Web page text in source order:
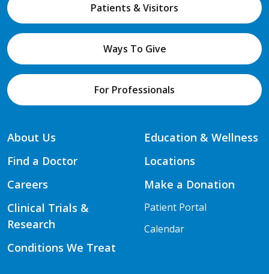
Patients & Visitors
Ways To Give
For Professionals
About Us
Find a Doctor
Careers
Clinical Trials &
Research
Conditions We Treat
Education & Wellness
Locations
Make a Donation
Patient Portal
Calendar